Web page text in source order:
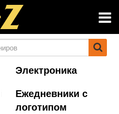
Электроника
Ежедневники с
логотипом